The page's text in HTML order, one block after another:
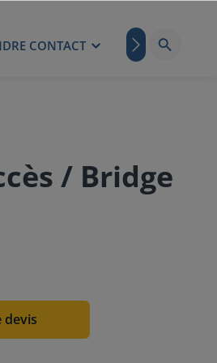
CONTACT BLOG
/ Bridge
devis